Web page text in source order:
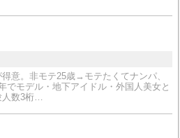
得意。非モテ25歳→モテたくてナンパ、
でモデル・地下アイドル・外国人美女と
数3桁…